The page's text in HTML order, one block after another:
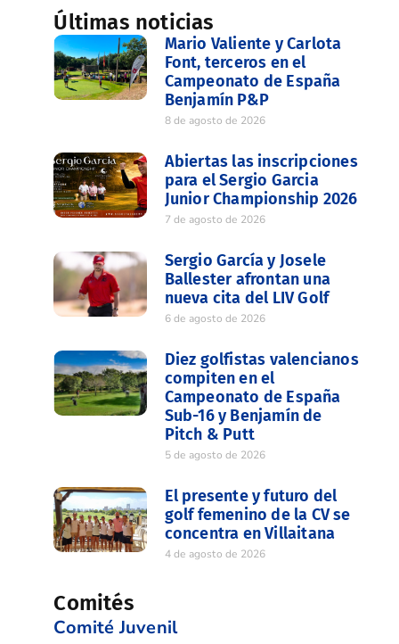
Últimas noticias
Mario Valiente y Carlota
Font, terceros en el
Campeonato de España
Benjamín P&P
8 de agosto de 2026
Abiertas las inscripciones
para el Sergio Garcia
Junior Championship 2026
7 de agosto de 2026
Sergio García y Josele
Ballester afrontan una
nueva cita del LIV Golf
6 de agosto de 2026
Diez golfistas valencianos
compiten en el
Campeonato de España
Sub-16 y Benjamín de
Pitch & Putt
5 de agosto de 2026
El presente y futuro del
golf femenino de la CV se
concentra en Villaitana
4 de agosto de 2026
Comités
Comité Juvenil